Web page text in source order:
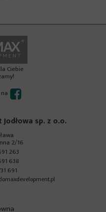
Ciebie
sp. z o.o.
2/16
263
638
691